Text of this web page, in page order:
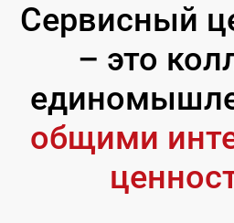
Сервисный
– это
общими